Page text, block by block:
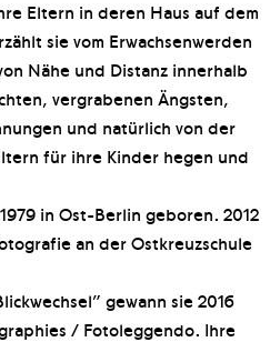
Eltern in deren Haus auf dem
sie vom Erwachsenwerden
Nähe und Distanz innerhalb
vergrabenen Ängsten,
und natürlich von der
für ihre Kinder hegen und
in Ost-Berlin geboren. 2012
an der Ostkreuzschule
gewann sie 2016
/ Fotoleggendo. Ihre